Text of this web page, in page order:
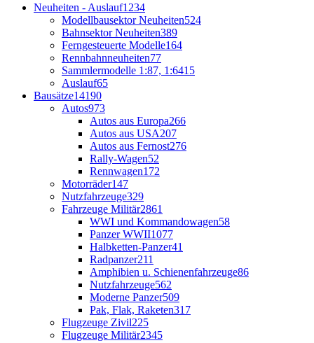
Neuheiten - Auslauf1234
Modellbausektor Neuheiten524
Bahnsektor Neuheiten389
Ferngesteuerte Modelle164
Rennbahnneuheiten77
Sammlermodelle 1:87, 1:6415
Auslauf65
Bausätze14190
Autos973
Autos aus Europa266
Autos aus USA207
Autos aus Fernost276
Rally-Wagen52
Rennwagen172
Motorräder147
Nutzfahrzeuge329
Fahrzeuge Militär2861
WWI und Kommandowagen58
Panzer WWII1077
Halbketten-Panzer41
Radpanzer211
Amphibien u. Schienenfahrzeuge86
Nutzfahrzeuge562
Moderne Panzer509
Pak, Flak, Raketen317
Flugzeuge Zivil225
Flugzeuge Militär2345